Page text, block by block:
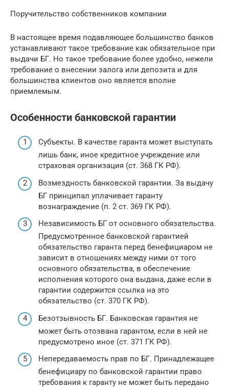
Поручительство собственников компании
В настоящее время подавляющее большинство банков
устанавливают такое требование как обязательное при
выдачи БГ. Но такое требование более удобно, нежели
требование о внесении залога или депозита и для
большинства клиентов оно является вполне
приемлемым.
Особенности банковской гарантии
Субъекты. В качестве гаранта может выступать
лишь банк, иное кредитное учреждение или
страховая организация (ст. 368 ГК РФ).
Возмездность банковской гарантии. За выдачу
БГ принципал уплачивает гаранту
вознаграждение (п. 2 ст. 369 ГК РФ).
Независимость БГ от основного обязательства.
Предусмотренное банковской гарантией
обязательство гаранта перед бенефициаром не
зависит в отношениях между ними от того
основного обязательства, в обеспечение
исполнения которого она выдана, даже если в
гарантии содержится ссылка на это
обязательство (ст. 370 ГК РФ).
Безотзывность БГ. Банковская гарантия не
может быть отозвана гарантом, если в ней не
предусмотрено иное (ст. 371 ГК РФ).
Непередаваемость прав по БГ. Принадлежащее
бенефициару по банковской гарантии право
требования к гаранту не может быть передано